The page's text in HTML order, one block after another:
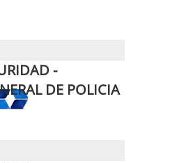
-
DE POLICIA